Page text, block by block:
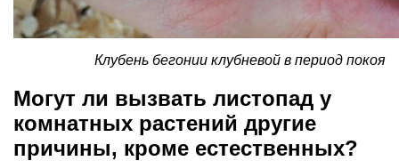
Клубень бегонии клубневой в период покоя
Могут ли вызвать листопад у
комнатных растений другие
причины, кроме естественных?